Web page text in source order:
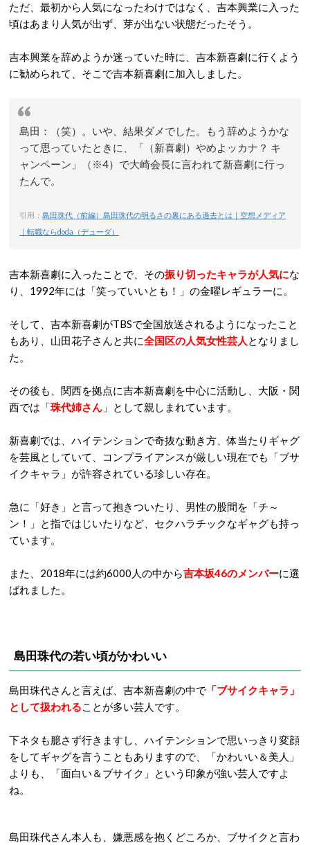
ただ、最初から人気になったわけではなく、吉本興業に入った
頃はあまり人気が出ず、芽が出ない状態だったそう。
吉本興業を辞めようか迷っていた時に、吉本新喜劇に行くよう
に勧められて、そこで吉本新喜劇に加入しました。
島田：
（笑）。いや、結果ダメでした。もう辞めようかな
って思っていたときに、「（新喜劇）やめよッカナ？ キ
ャンペーン」（※4）で大崎会長に言われて新喜劇に行っ
たんで。
引用： 島田珠代（前編）島田珠代の明るさの裏にある過去とは｜空想メディア
｜転職ならdoda（デューダ）
吉本新喜劇に入ったことで、その振り切ったキャラが人気にな
り、1992年には「笑っていいとも！」の金曜レギュラーに。
そして、吉本新喜劇がTBSで全国放送されるようになったこと
もあり、山田花子さんと共に全国区の人気女性芸人 となりまし
た。
その後も、関西を拠点に吉本新喜劇を中心に活動し、大阪・関
西では「珠代姉さん 」として親しまれています。
新喜劇では、ハイテンションで奇抜な動き方、体当たりギャグ
を芸風としていて、コンプライアンスが厳しい現在でも「ブサ
イクキャラ」が許容されている珍しい存在。
急に「好き」と言って抱きついたり、男性の股間を「チ～
ン！」と指ではじいたりなど、セクハラチックなギャグも持っ
ています。
また、2018年には約6000人の中から吉本坂46のメンバーに選
ばれました。
島田珠代の若い頃がかわいい
島田珠代さんと言えば、吉本新喜劇の中で 「ブサイクキャラ」
として扱われることが多い芸人です。
下ネタも臆さず行きますし、ハイテンションで思いっきり変顔
をしてギャグを言うこともありますので、「かわいい＆美人」
よりも、「面白い＆ブサイク」という印象が強い芸人ですよ
ね。
島田珠代さん本人も、嫌悪感を抱くどころか、ブサイクと言わ